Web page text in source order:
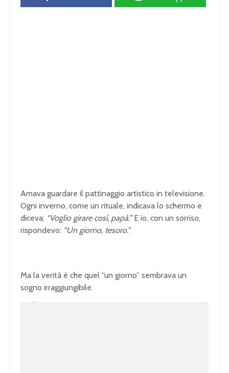
Amava guardare il pattinaggio artistico in televisione.
Ogni inverno, come un rituale, indicava lo schermo e
diceva: “Voglio girare così, papà.”E io, con un sorriso,
rispondevo: “Un giorno, tesoro.”
Ma la verità è che quel “un giorno” sembrava un
sogno irraggiungibile.
U